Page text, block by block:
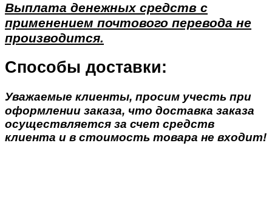
Выплата денежных средств с
применением почтового перевода не
производится.
Способы доставки:
Уважаемые клиенты, просим учесть при
оформлении заказа, что доставка заказа
осуществляется за счет средств
клиента и в стоимость товара не входит!